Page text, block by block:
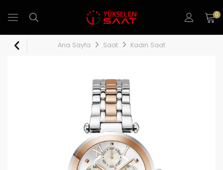
0
Ana Sayfa Saat Kadın Saat